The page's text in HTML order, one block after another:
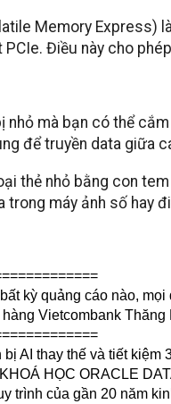
Memory Express)
PCIe. Điều này cho
nhỏ mà bạn có thể
để truyền data giữa
thẻ nhỏ bằng con
máy ảnh số hay
kỳ quảng cáo nào,
Vietcombank Thăng
bị AI thay thế và tiết
HỌC ORACLE
trình của gần 20 năm